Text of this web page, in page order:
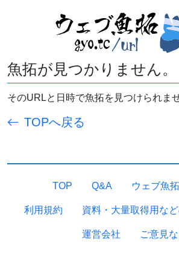
魚拓が見つかりません。
そのURLと日時で魚拓を見つけられま
TOPへ戻る
TOP Q&A ウェブ魚
利用規約 資料・大量取得用な
運営会社 ご意見